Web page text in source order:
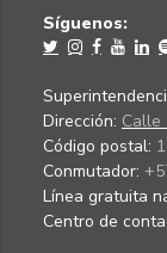
Síguenos:
Dirección: Calle
Código postal:
Conmutador:
Línea gratuita
Centro de